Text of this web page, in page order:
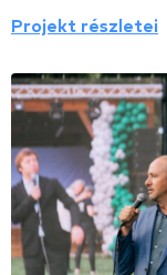
Projekt részletei